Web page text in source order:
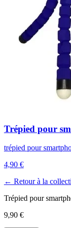
Trépied pour
trépied pour
4,90 €
← Retour à la
Trépied pour
9,90 €